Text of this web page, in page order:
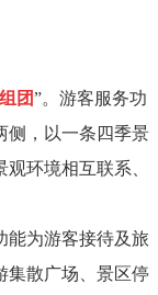
团”。游客服务功
侧，以一条四季景
环境相互联系、
能为游客接待及旅
集散广场、景区停